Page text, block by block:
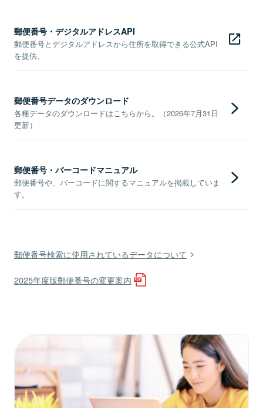
郵便番号・デジタルアドレスAPI
郵便番号とデジタルアドレスから住所を取得できる公式API
を提供。
郵便番号データのダウンロード
各種データのダウンロードはこちらから。（2026年7月31日
更新）
郵便番号・バーコードマニュアル
郵便番号や、バーコードに関するマニュアルを掲載していま
す。
郵便番号検索に使用されているデータについて
2025年度版郵便番号の変更案内